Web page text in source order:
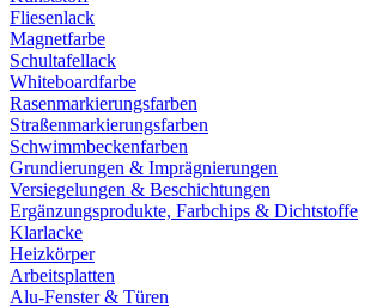
Fliesenlack
Magnetfarbe
Schultafellack
Whiteboardfarbe
Rasenmarkierungsfarben
Straßenmarkierungsfarben
Schwimmbeckenfarben
Grundierungen & Imprägnierungen
Versiegelungen & Beschichtungen
Ergänzungsprodukte, Farbchips & Dichtstoffe
Klarlacke
Heizkörper
Arbeitsplatten
Alu-Fenster & Türen